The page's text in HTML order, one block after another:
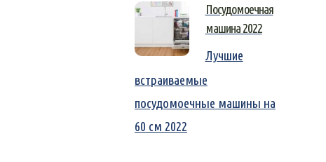
Посудомоечная
машина 2022
Лучшие
встраиваемые
посудомоечные машины на
60 см 2022